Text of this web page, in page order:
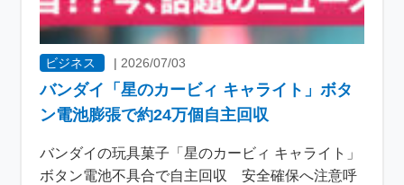
ビジネス |2026/07/03
バンダイ「星のカービィ キャライト」ボタ
ン電池膨張で約24万個自主回収
バンダイの玩具菓子「星のカービィ キャライト」
ボタン電池不具合で自主回収 安全確保へ注意呼